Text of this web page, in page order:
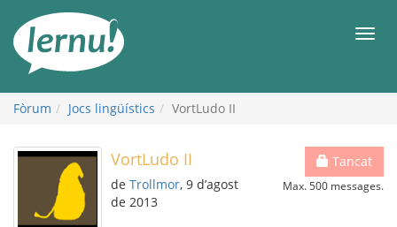
contingut
Fòrum Jocs lingüístics VortLudo II
Tancat
Max. 500 messages.
VortLudo II
de Trollmor, 9 d’agost
de 2013